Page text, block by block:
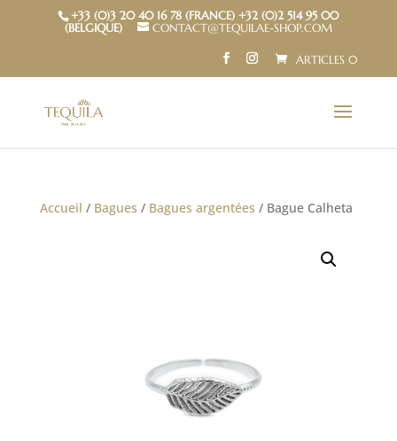
+33 (0)3 20 40 16 78 (FRANCE) +32 (0)2 514 95 00
(BELGIQUE)
CONTACT@TEQUILAE-SHOP.COM
ARTICLES 0
Accueil / Bagues / Bagues argentées / Bague Calheta